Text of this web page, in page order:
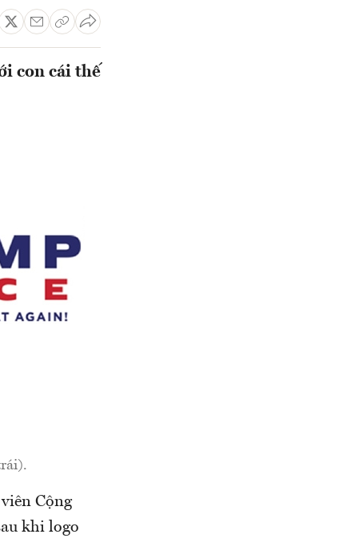
con cái thế
Cộng
khi logo